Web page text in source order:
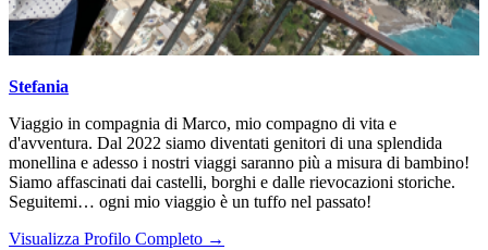
Stefania
Viaggio in compagnia di Marco, mio compagno di vita e
d'avventura. Dal 2022 siamo diventati genitori di una splendida
monellina e adesso i nostri viaggi saranno più a misura di bambino!
Siamo affascinati dai castelli, borghi e dalle rievocazioni storiche.
Seguitemi… ogni mio viaggio è un tuffo nel passato!
Visualizza Profilo Completo →